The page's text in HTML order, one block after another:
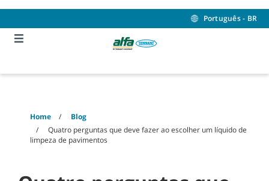
content
navigation
menu
Português - BR
Home
Blog
Quatro perguntas que deve fazer ao escolher um líquido de
limpeza de pavimentos